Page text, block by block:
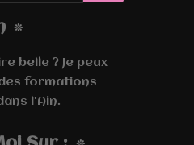
belle ? Je peux
formations
l'Ain.